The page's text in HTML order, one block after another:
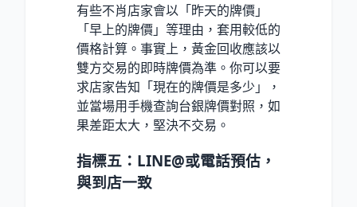
有些不肖店家會以「昨天的牌價」
「早上的牌價」等理由，套用較低的
價格計算。事實上，黃金回收應該以
雙方交易的即時牌價為準。你可以要
求店家告知「現在的牌價是多少」，
並當場用手機查詢台銀牌價對照，如
果差距太大，堅決不交易。
指標五：LINE@或電話預估，
與到店一致